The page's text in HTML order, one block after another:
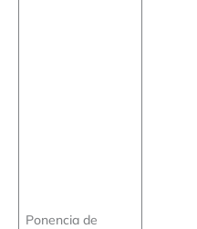
Ponencia de